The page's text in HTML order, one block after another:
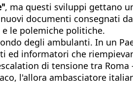
, ma questi sviluppi gettano
documenti consegnati
le polemiche politiche.
degli ambulanti. In un
ed informatori che
di tensione tra Roma
l'allora ambasciatore